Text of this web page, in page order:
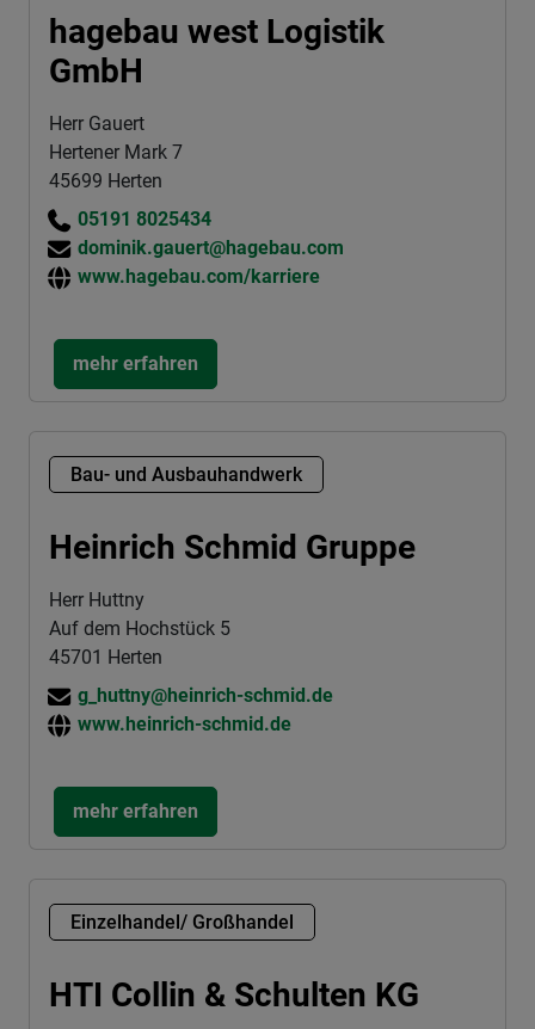
hagebau west Logistik
GmbH
Herr Gauert
Hertener Mark 7
45699 Herten
05191 8025434
dominik.gauert@hagebau.com
www.hagebau.com/karriere
mehr erfahren
Bau- und Ausbauhandwerk
Heinrich Schmid Gruppe
Herr Huttny
Auf dem Hochstück 5
45701 Herten
g_huttny@heinrich-schmid.de
www.heinrich-schmid.de
mehr erfahren
Einzelhandel/ Großhandel
HTI Collin & Schulten KG